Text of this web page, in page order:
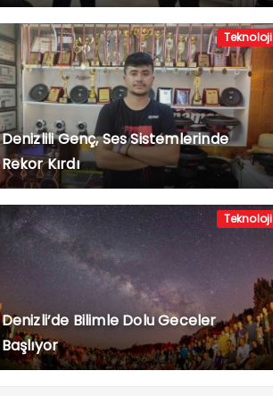
Teknoloji
Denizlili Genç, Ses Sistemlerinde
Rekor Kırdı
Teknoloji
Denizli’de Bilimle Dolu Geceler
Başlıyor